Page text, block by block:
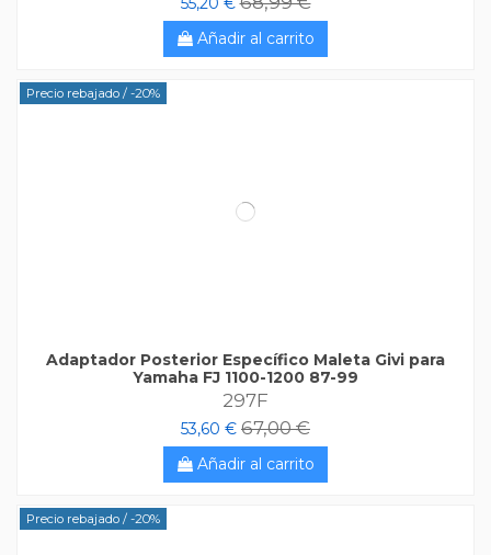
Añadir al carrito
Precio rebajado / -20%
Adaptador Posterior Específico Maleta Givi para
Yamaha FJ 1100-1200 87-99
297F
53,60 € 67,00 €
Añadir al carrito
Precio rebajado / -20%